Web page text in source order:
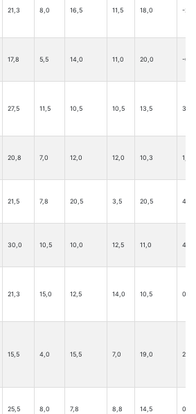
21,3 8,0 16,5 11,5 18,0 -2,5
17,8 5,5 14,0 11,0 20,0 -0,5
27,5 11,5 10,5 10,5 13,5 3,3
20,8 7,0 12,0 12,0 10,3 1,8
21,5 7,8 20,5 3,5 20,5 4,8
30,0 10,5 10,0 12,5 11,0 4,5
21,3 15,0 12,5 14,0 10,5 0,3
15,5 4,0 15,5 7,0 19,0 2,3
25,5 8,0 7,8 8,8 14,5 0,0